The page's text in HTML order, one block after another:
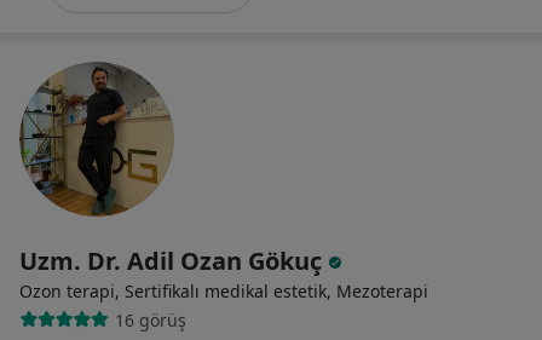
Uzm. Dr. Adil Ozan Gökuç
Ozon terapi, Sertifikalı medikal estetik, Mezoterapi
16 görüş